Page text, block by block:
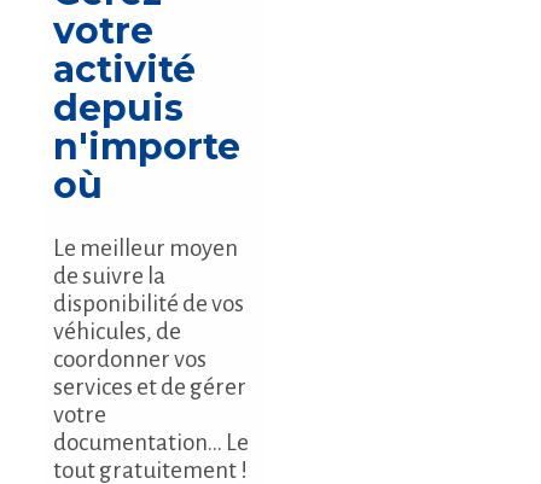
votre
activité
depuis
n'importe
où
Le meilleur moyen
de suivre la
disponibilité de vos
véhicules, de
coordonner vos
services et de gérer
votre
documentation... Le
tout gratuitement !